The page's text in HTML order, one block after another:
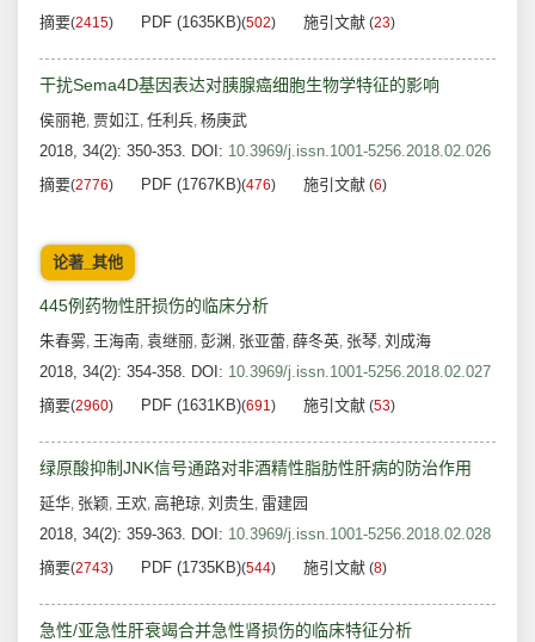
摘要(2415) PDF (1635KB)(502) 施引文献 (23)
干扰Sema4D基因表达对胰腺癌细胞生物学特征的影响
侯丽艳, 贾如江, 任利兵, 杨庚武
2018, 34(2): 350-353. DOI: 10.3969/j.issn.1001-5256.2018.02.026
摘要(2776) PDF (1767KB)(476) 施引文献 (6)
论著_其他
445例药物性肝损伤的临床分析
朱春雾, 王海南, 袁继丽, 彭渊 , 张亚蕾, 薛冬英, 张琴, 刘成海
2018, 34(2): 354-358. DOI: 10.3969/j.issn.1001-5256.2018.02.027
摘要(2960) PDF (1631KB)(691) 施引文献 (53)
绿原酸抑制JNK信号通路对非酒精性脂肪性肝病的防治作用
延华, 张颖, 王欢, 高艳琼, 刘贵生, 雷建园
2018, 34(2): 359-363. DOI: 10.3969/j.issn.1001-5256.2018.02.028
摘要(2743) PDF (1735KB)(544) 施引文献 (8)
急性/亚急性肝衰竭合并急性肾损伤的临床特征分析